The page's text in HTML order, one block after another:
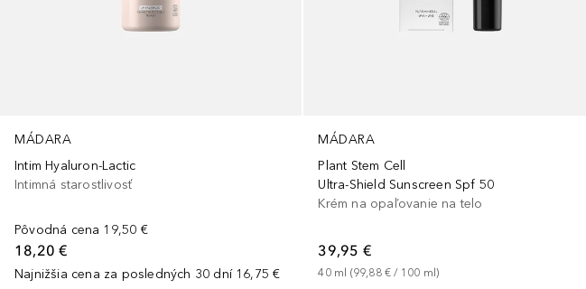
MÁDARA
Intim Hyaluron-Lactic
Intimná starostlivosť
Pôvodná cena 19,50 €
18,20 €
Najnižšia cena za posledných 30 dní 16,75 €
MÁDARA
Plant Stem Cell
Ultra-Shield Sunscreen Spf 50
Krém na opaľovanie na telo
39,95 €
40 ml (99,88 € / 100 ml)